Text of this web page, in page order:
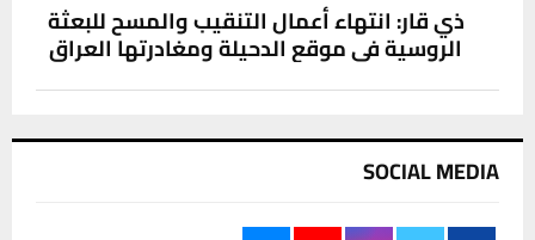
ذي قار: انتهاء أعمال التنقيب والمسح للبعثة
الروسية في موقع الدحيلة ومغادرتها العراق
SOCIAL MEDIA